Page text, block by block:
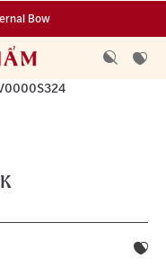
Bow
chỉ vàng 999.9